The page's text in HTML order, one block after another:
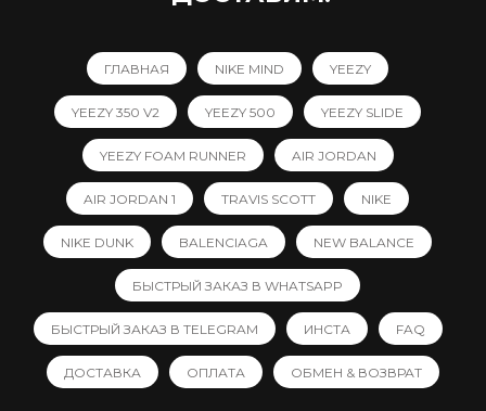
ГЛАВНАЯ NIKE MIND YEEZY
YEEZY 350 V2 YEEZY 500 YEEZY SLIDE
YEEZY FOAM RUNNER AIR JORDAN
AIR JORDAN 1 TRAVIS SCOTT NIKE
NIKE DUNK BALENCIAGA NEW BALANCE
БЫСТРЫЙ ЗАКАЗ В WHATSAPP
БЫСТРЫЙ ЗАКАЗ В TELEGRAM ИНСТА FAQ
ДОСТАВКА ОПЛАТА ОБМЕН & ВОЗВРАТ